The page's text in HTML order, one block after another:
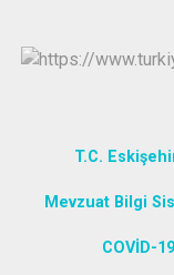
T.C.
Mevzuat Bilgi
COVİD-19